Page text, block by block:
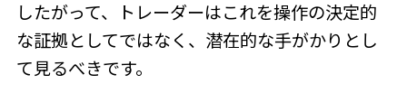
したがって、トレーダーはこれを操作の決定的
な証拠としてではなく、潜在的な手がかりとし
て見るべきです。